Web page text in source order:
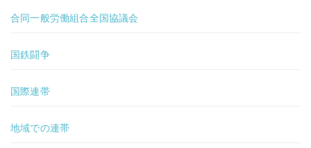
合同一般労働組合全国協議会
国鉄闘争
国際連帯
地域での連帯